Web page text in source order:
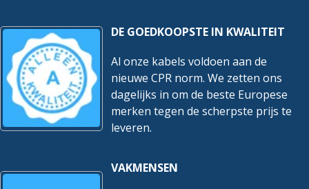
DE GOEDKOOPSTE IN KWALITEIT
Al onze kabels voldoen aan de
nieuwe CPR norm. We zetten ons
dagelijks in om de beste Europese
merken tegen de scherpste prijs te
leveren.
VAKMENSEN